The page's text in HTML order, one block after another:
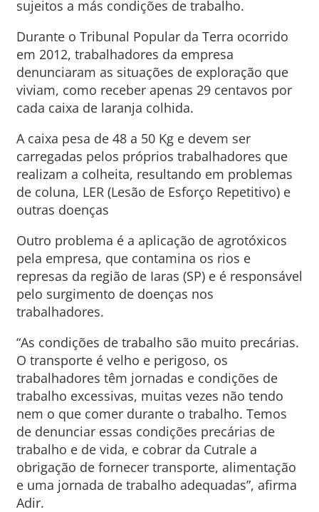
sujeitos a más condições de trabalho.
Durante o Tribunal Popular da Terra ocorrido
em 2012, trabalhadores da empresa
denunciaram as situações de exploração que
viviam, como receber apenas 29 centavos por
cada caixa de laranja colhida.
A caixa pesa de 48 a 50 Kg e devem ser
carregadas pelos próprios trabalhadores que
realizam a colheita, resultando em problemas
de coluna, LER (Lesão de Esforço Repetitivo) e
outras doenças
Outro problema é a aplicação de agrotóxicos
pela empresa, que contamina os rios e
represas da região de Iaras (SP) e é responsável
pelo surgimento de doenças nos
trabalhadores.
“As condições de trabalho são muito precárias.
O transporte é velho e perigoso, os
trabalhadores têm jornadas e condições de
trabalho excessivas, muitas vezes não tendo
nem o que comer durante o trabalho. Temos
de denunciar essas condições precárias de
trabalho e de vida, e cobrar da Cutrale a
obrigação de fornecer transporte, alimentação
e uma jornada de trabalho adequadas”, afirma
Adir.